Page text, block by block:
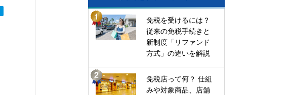
免税を受けるには？
従来の免税手続きと
新制度「リファンド
方式」の違いを解説
免税店って何？ 仕組
みや対象商品、店舗